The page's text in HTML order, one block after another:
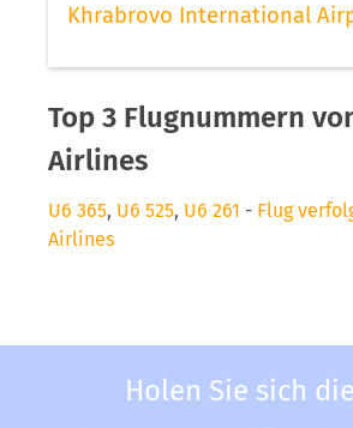
Khrabrovo International
Top 3 Flugnummern
Airlines
U6 365, U6 525, U6 261 - Flug
Airlines
Holen Sie sich